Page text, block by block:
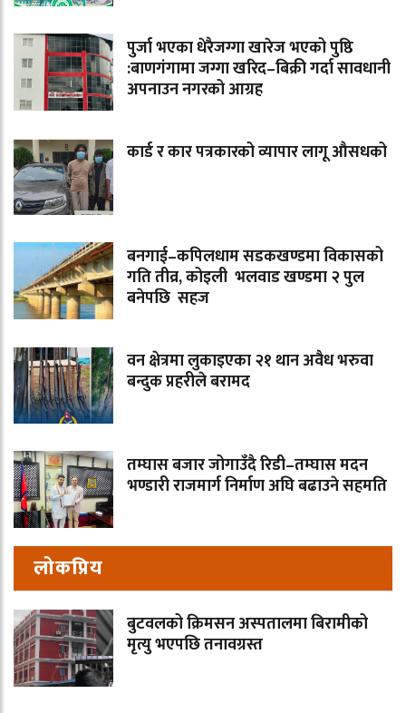
पुर्जा भएका धेरैजग्गा खारेज भएको पुष्ठि
:बाणगंगामा जग्गा खरिद–बिक्री गर्दा सावधानी
अपनाउन नगरको आग्रह
कार्ड र कार पत्रकारको व्यापार लागू औसधको
बनगाई–कपिलधाम सडकखण्डमा विकासको
गति तीव्र, कोइली भलवाड खण्डमा २ पुल
बनेपछि सहज
वन क्षेत्रमा लुकाइएका २१ थान अवैध भरुवा
बन्दुक प्रहरीले बरामद
तम्घास बजार जोगाउँदै रिडी–तम्घास मदन
भण्डारी राजमार्ग निर्माण अघि बढाउने सहमति
लोकप्रिय
बुटवलको क्रिमसन अस्पतालमा बिरामीको
मृत्यु भएपछि तनावग्रस्त